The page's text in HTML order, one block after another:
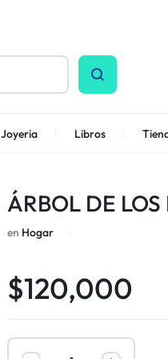
Joyeria Libros
ÁRBOL DE LOS
en Hogar
$120,000